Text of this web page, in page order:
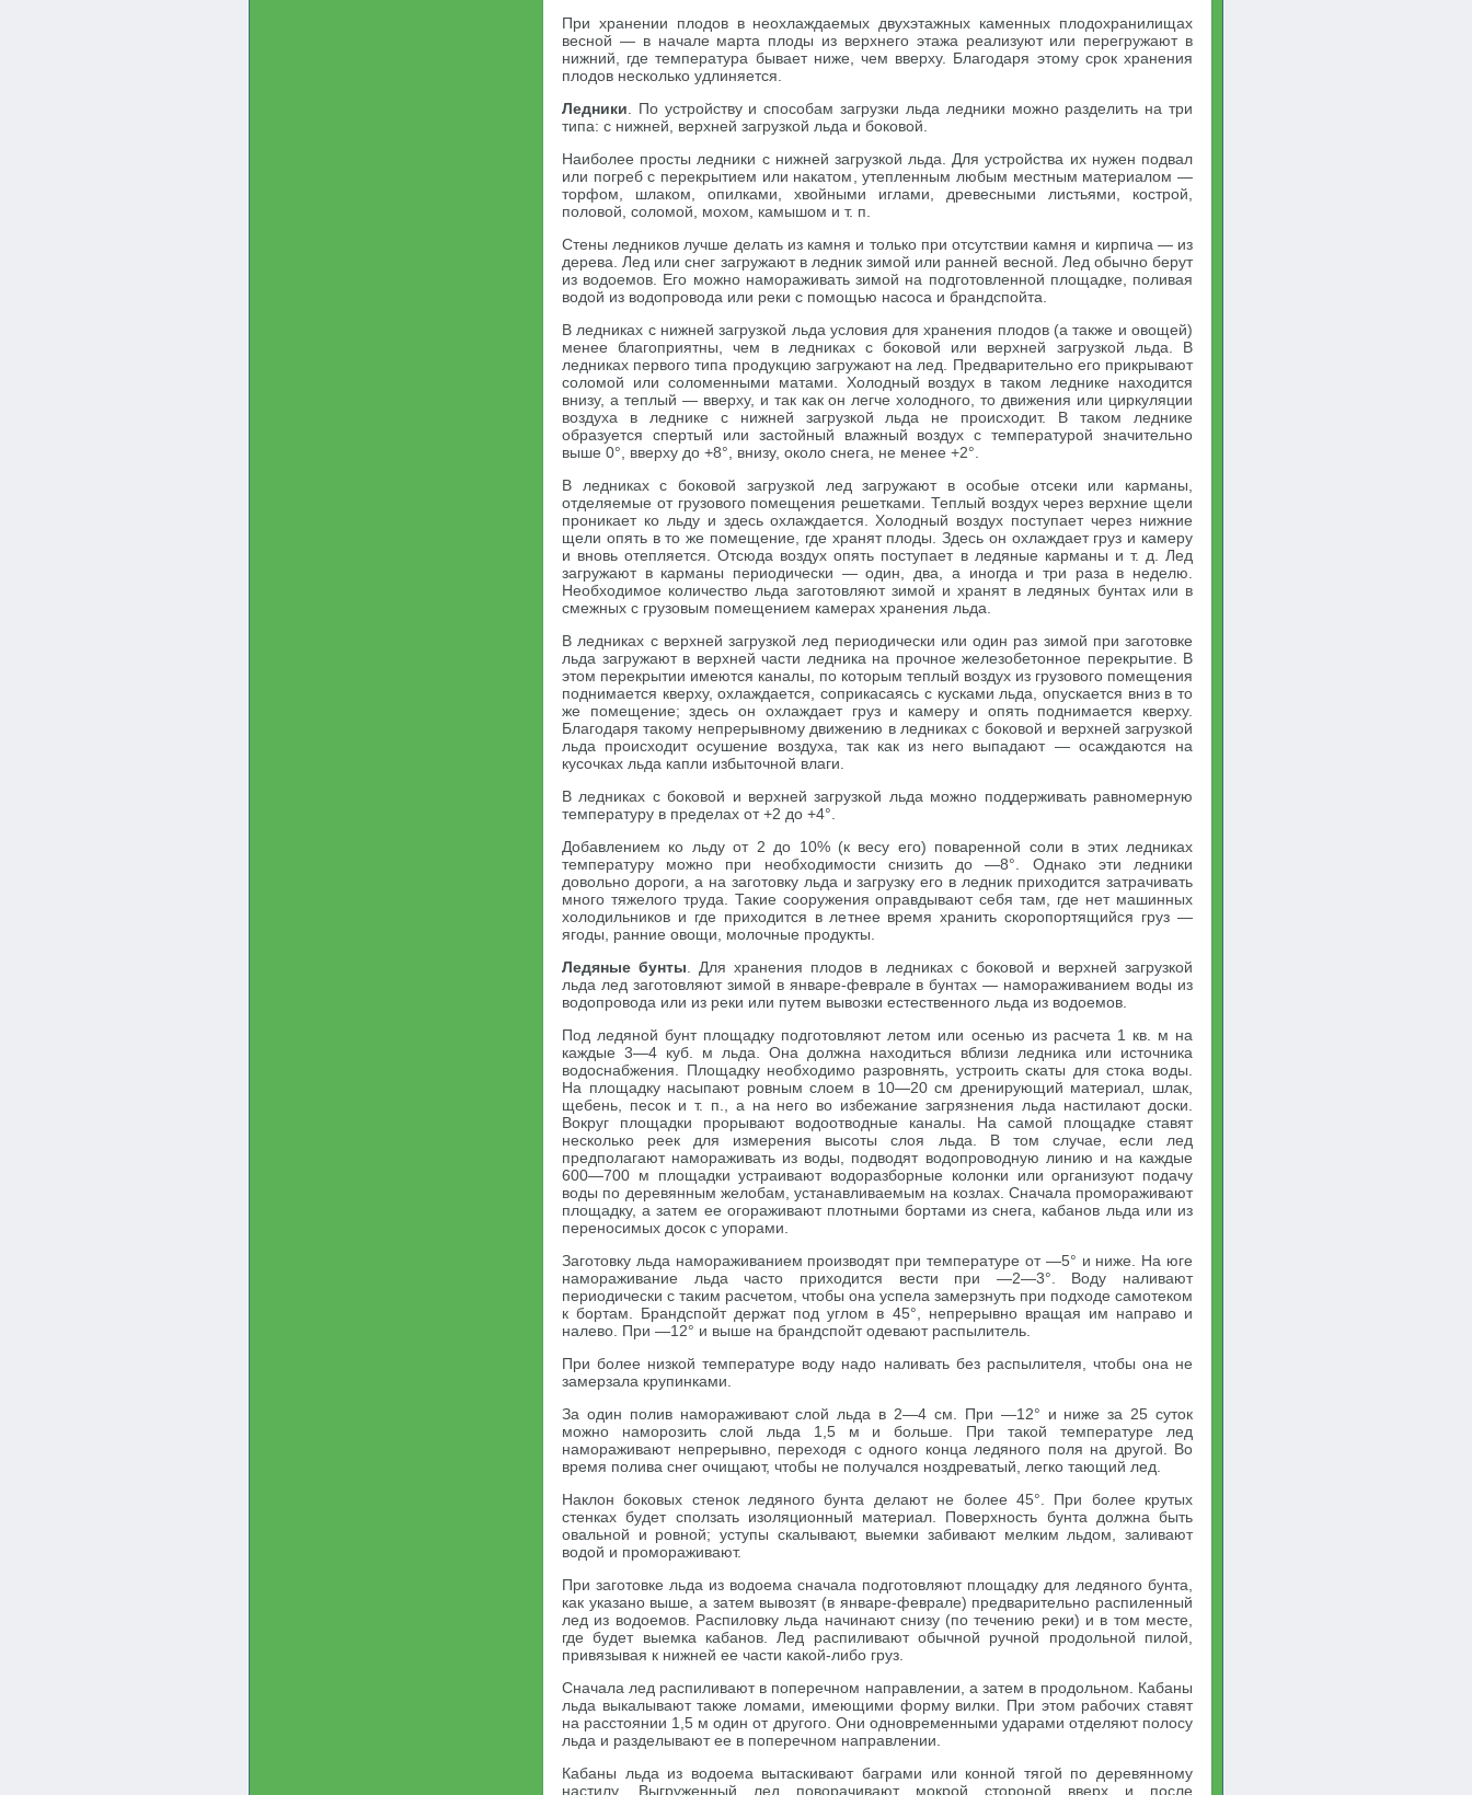
При хранении плодов в неохлаждаемых двухэтажных каменных плодохранилищах
весной — в начале марта плоды из верхнего этажа реализуют или перегружают в
нижний, где температура бывает ниже, чем вверху. Благодаря этому срок хранения
плодов несколько удлиняется.
Ледники . По устройству и способам загрузки льда ледники можно разделить на три
типа: с нижней, верхней загрузкой льда и боковой.
Наиболее просты ледники с нижней загрузкой льда. Для устройства их нужен подвал
или погреб с перекрытием или накатом, утепленным любым местным материалом —
торфом, шлаком, опилками, хвойными иглами, древесными листьями, кострой,
половой, соломой, мохом, камышом и т. п.
Стены ледников лучше делать из камня и только при отсутствии камня и кирпича — из
дерева. Лед или снег загружают в ледник зимой или ранней весной. Лед обычно берут
из водоемов. Его можно намораживать зимой на подготовленной площадке, поливая
водой из водопровода или реки с помощью насоса и брандспойта.
В ледниках с нижней загрузкой льда условия для хранения плодов (а также и овощей)
менее благоприятны, чем в ледниках с боковой или верхней загрузкой льда. В
ледниках первого типа продукцию загружают на лед. Предварительно его прикрывают
соломой или соломенными матами. Холодный воздух в таком леднике находится
внизу, а теплый — вверху, и так как он легче холодного, то движения или циркуляции
воздуха в леднике с нижней загрузкой льда не происходит. В таком леднике
образуется спертый или застойный влажный воздух с температурой значительно
выше 0°, вверху до +8°, внизу, около снега, не менее +2°.
В ледниках с боковой загрузкой лед загружают в особые отсеки или карманы,
отделяемые от грузового помещения решетками. Теплый воздух через верхние щели
проникает ко льду и здесь охлаждается. Холодный воздух поступает через нижние
щели опять в то же помещение, где хранят плоды. Здесь он охлаждает груз и камеру
и вновь отепляется. Отсюда воздух опять поступает в ледяные карманы и т. д. Лед
загружают в карманы периодически — один, два, а иногда и три раза в неделю.
Необходимое количество льда заготовляют зимой и хранят в ледяных бунтах или в
смежных с грузовым помещением камерах хранения льда.
В ледниках с верхней загрузкой лед периодически или один раз зимой при заготовке
льда загружают в верхней части ледника на прочное железобетонное перекрытие. В
этом перекрытии имеются каналы, по которым теплый воздух из грузового помещения
поднимается кверху, охлаждается, соприкасаясь с кусками льда, опускается вниз в то
же помещение; здесь он охлаждает груз и камеру и опять поднимается кверху.
Благодаря такому непрерывному движению в ледниках с боковой и верхней загрузкой
льда происходит осушение воздуха, так как из него выпадают — осаждаются на
кусочках льда капли избыточной влаги.
В ледниках с боковой и верхней загрузкой льда можно поддерживать равномерную
температуру в пределах от +2 до +4°.
Добавлением ко льду от 2 до 10% (к весу его) поваренной соли в этих ледниках
температуру можно при необходимости снизить до —8°. Однако эти ледники
довольно дороги, а на заготовку льда и загрузку его в ледник приходится затрачивать
много тяжелого труда. Такие сооружения оправдывают себя там, где нет машинных
холодильников и где приходится в летнее время хранить скоропортящийся груз —
ягоды, ранние овощи, молочные продукты.
Ледяные бунты . Для хранения плодов в ледниках с боковой и верхней загрузкой
льда лед заготовляют зимой в январе-феврале в бунтах — намораживанием воды из
водопровода или из реки или путем вывозки естественного льда из водоемов.
Под ледяной бунт площадку подготовляют летом или осенью из расчета 1 кв. м на
каждые 3—4 куб. м льда. Она должна находиться вблизи ледника или источника
водоснабжения. Площадку необходимо разровнять, устроить скаты для стока воды.
На площадку насыпают ровным слоем в 10—20 см дренирующий материал, шлак,
щебень, песок и т. п., а на него во избежание загрязнения льда настилают доски.
Вокруг площадки прорывают водоотводные каналы. На самой площадке ставят
несколько реек для измерения высоты слоя льда. В том случае, если лед
предполагают намораживать из воды, подводят водопроводную линию и на каждые
600—700 м площадки устраивают водоразборные колонки или организуют подачу
воды по деревянным желобам, устанавливаемым на козлах. Сначала промораживают
площадку, а затем ее огораживают плотными бортами из снега, кабанов льда или из
переносимых досок с упорами.
Заготовку льда намораживанием производят при температуре от —5° и ниже. На юге
намораживание льда часто приходится вести при —2—3°. Воду наливают
периодически с таким расчетом, чтобы она успела замерзнуть при подходе самотеком
к бортам. Брандспойт держат под углом в 45°, непрерывно вращая им направо и
налево. При —12° и выше на брандспойт одевают распылитель.
При более низкой температуре воду надо наливать без распылителя, чтобы она не
замерзала крупинками.
За один полив намораживают слой льда в 2—4 см. При —12° и ниже за 25 суток
можно наморозить слой льда 1,5 м и больше. При такой температуре лед
намораживают непрерывно, переходя с одного конца ледяного поля на другой. Во
время полива снег очищают, чтобы не получался ноздреватый, легко тающий лед.
Наклон боковых стенок ледяного бунта делают не более 45°. При более крутых
стенках будет сползать изоляционный материал. Поверхность бунта должна быть
овальной и ровной; уступы скалывают, выемки забивают мелким льдом, заливают
водой и промораживают.
При заготовке льда из водоема сначала подготовляют площадку для ледяного бунта,
как указано выше, а затем вывозят (в январе-феврале) предварительно распиленный
лед из водоемов. Распиловку льда начинают снизу (по течению реки) и в том месте,
где будет выемка кабанов. Лед распиливают обычной ручной продольной пилой,
привязывая к нижней ее части какой-либо груз.
Сначала лед распиливают в поперечном направлении, а затем в продольном. Кабаны
льда выкалывают также ломами, имеющими форму вилки. При этом рабочих ставят
на расстоянии 1,5 м один от другого. Они одновременными ударами отделяют полосу
льда и разделывают ее в поперечном направлении.
Кабаны льда из водоема вытаскивают баграми или конной тягой по деревянному
настилу. Выгруженный лед поворачивают мокрой стороной вверх и после